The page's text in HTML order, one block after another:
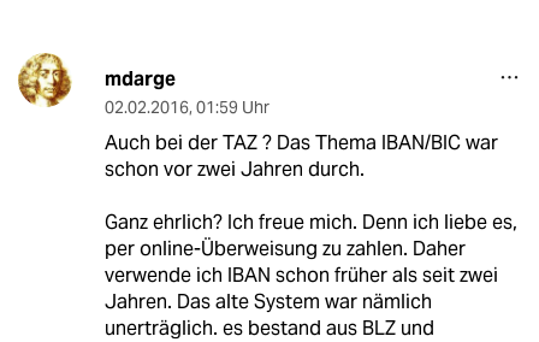
mdarge
02.02.2016, 01:59 Uhr
Auch bei der TAZ ? Das Thema IBAN/BIC war
schon vor zwei Jahren durch.
Ganz ehrlich? Ich freue mich. Denn ich liebe es,
per online-Überweisung zu zahlen. Daher
verwende ich IBAN schon früher als seit zwei
Jahren. Das alte System war nämlich
unerträglich. es bestand aus BLZ und